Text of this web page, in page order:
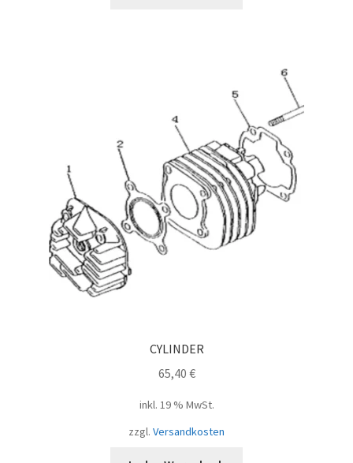
CYLINDER
65,40 €
inkl. 19 % MwSt.
zzgl. Versandkosten